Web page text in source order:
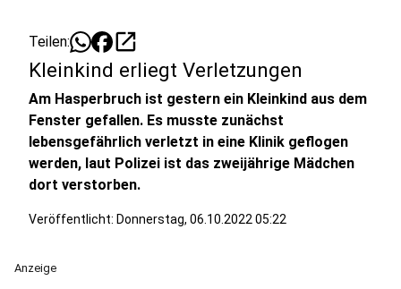
Teilen: open_in_new
Kleinkind erliegt Verletzungen
Am Hasperbruch ist gestern ein Kleinkind aus dem
Fenster gefallen. Es musste zunächst
lebensgefährlich verletzt in eine Klinik geflogen
werden, laut Polizei ist das zweijährige Mädchen
dort verstorben.
Veröffentlicht: Donnerstag, 06.10.2022 05:22
Anzeige